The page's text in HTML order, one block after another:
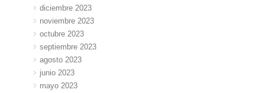
diciembre 2023
noviembre 2023
octubre 2023
septiembre 2023
agosto 2023
junio 2023
mayo 2023